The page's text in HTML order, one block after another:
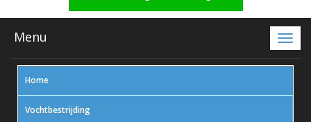
Menu
Home
Vochtbestrijding